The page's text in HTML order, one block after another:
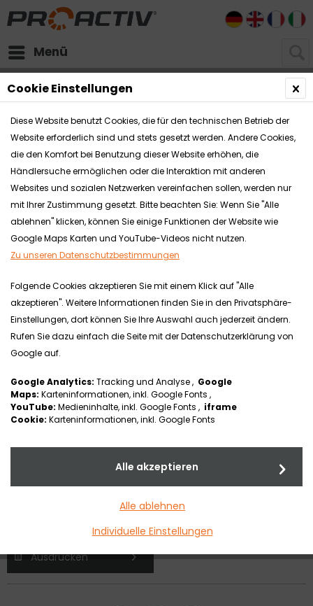
Menü
DE EN FR
Rollstühle Rollstuhl - Baugruppen
4" Sicherheitsleuchtrolle (100
mm)
Dieses pannensichere und spurfreie Lenkrad ist für den
Innenbereich und für geübte Rollstuhlfahrer im
Außenbereich geeignet. Zur Hindernisüberwindung auf
unebenem Untergrund ist aufgrund der Lenkradgröße
Ankippen notwendig (Ankippen nur bei aktiver
Rollstuhleinstellung möglich, Kipppunkt > 7cm). Durch die
hohe Härte der Bereifung hat die Sicherheitsleuchtrolle einen
Sicherheit bei Dunkelheit wird durch Leuchtdioden erhöht.
Ausdrucken
Cookie Einstellungen
Diese Website benutzt Cookies, die für den technischen Betrieb der
Website erforderlich sind und stets gesetzt werden. Andere Cookies,
die den Komfort bei Benutzung dieser Website erhöhen, die
Händlersuche ermöglichen oder die Interaktion mit anderen
Websites und sozialen Netzwerken vereinfachen sollen, werden nur
mit Ihrer Zustimmung gesetzt. Bitte beachten Sie: Wenn Sie "Alle
ablehnen" klicken, können Sie einige Funktionen der Website wie
Google Maps Karten und YouTube-Videos nicht nutzen.
Zu unseren Datenschutzbestimmungen
Folgende Cookies akzeptieren Sie mit einem Klick auf "Alle
akzeptieren". Weitere Informationen finden Sie in den Privatsphäre-
Einstellungen, dort können Sie Ihre Auswahl auch jederzeit ändern.
Rufen Sie dazu einfach die Seite mit der Datenschutzerklärung von
Google auf.
Google Analytics: Tracking und Analyse , Google
Maps: Karteninformationen, inkl. Google Fonts ,
YouTube: Medieninhalte, inkl. Google Fonts , iframe
Cookie: Karteninformationen, inkl. Google Fonts
Individuelle Einstellungen
Alle ablehnen
Alle akzeptieren